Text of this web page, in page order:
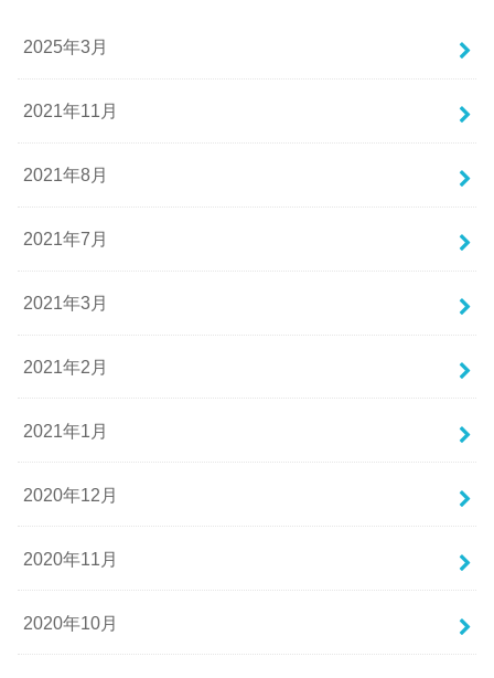
2025年3月
2021年11月
2021年8月
2021年7月
2021年3月
2021年2月
2021年1月
2020年12月
2020年11月
2020年10月